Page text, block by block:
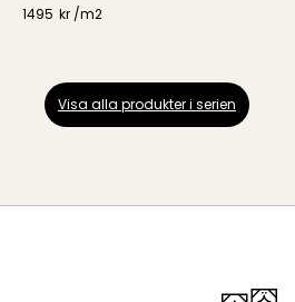
1495 kr /m2
Visa alla produkter i serien